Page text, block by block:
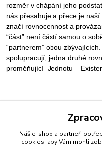
rozměr v chápání jeho
nás přesahuje a přece je
značí rovnocennost a
“část” není částí samou o
“partnerem” obou
spolupracují, jedna druhé
proměňující Jednotu –
ŠPERKY A BIŽUTERIE
NÁUŠNICE
Náš e-shop a partneři
cookies, aby Vám mohli